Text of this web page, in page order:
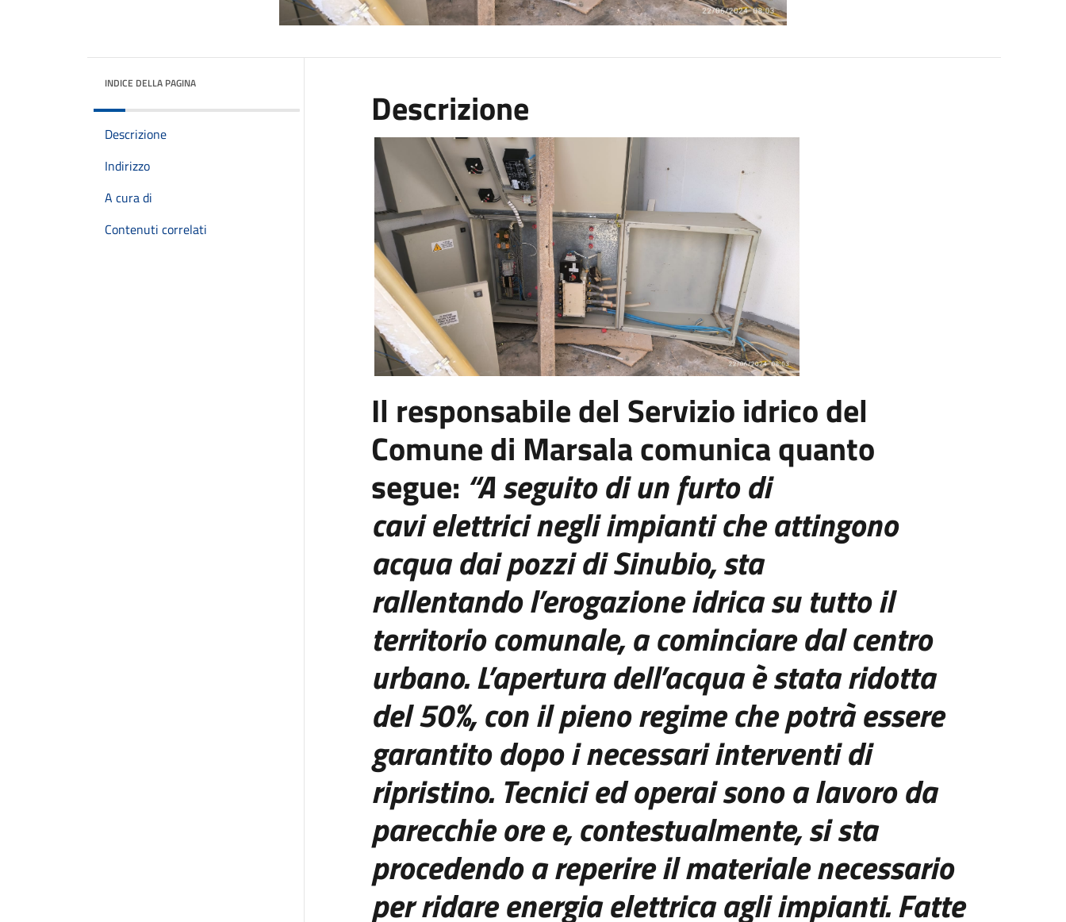
INDICE DELLA PAGINA
Descrizione
Indirizzo
A cura di
Contenuti correlati
Descrizione
Il responsabile del Servizio idrico del
Comune di Marsala comunica quanto
segue: “A seguito di unfurto di
cavielettricinegli impiantiche attingono
acqua dai pozzi di Sinubio, sta
rallentandol’erogazioneidrica su tutto il
territorio comunale, a cominciare dal centro
urbano. L’apertura dell’acqua è stataridotta
del 50%, con il pieno regime che potrà essere
garantito dopoi necessari interventi di
ripristino. Tecnici ed operai sono a lavoro da
parecchie ore e, contestualmente, si sta
procedendo a reperire il materiale necessario
per ridare energia elettrica agli impianti.Fatte